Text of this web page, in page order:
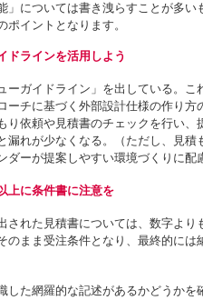
」については書き洩らすことが多
ポイントとなります。
ラインを活用しよう
ーガイドライン」を出している。
ーチに基づく外部設計仕様の作り
り依頼や見積書のチェックを行い
漏れが少なくなる。（ただし、見
ダーが提案しやすい環境づくりに配
上に条件書に注意を
された見積書については、数字よ
のまま受注条件となり、最終的に
した網羅的な記述があるかどうか